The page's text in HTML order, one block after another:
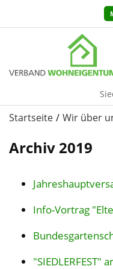
Startseite Wir über
Archiv 2019
Info-Vortrag
"SIEDLERFEST"